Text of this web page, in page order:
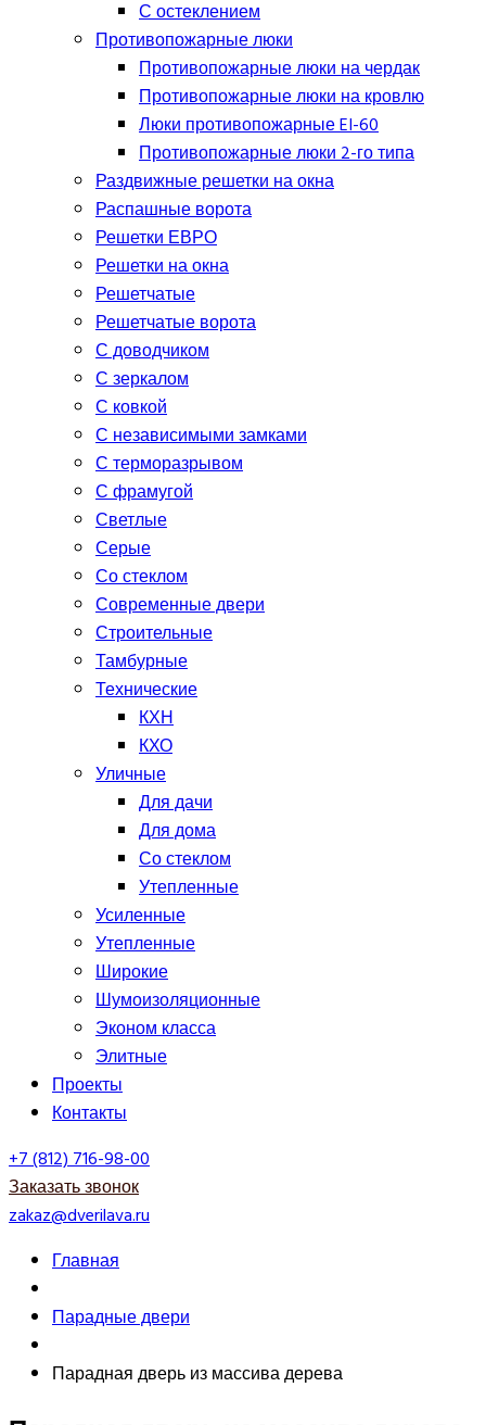
С остеклением
Противопожарные люки
Противопожарные люки на чердак
Противопожарные люки на кровлю
Люки противопожарные EI-60
Противопожарные люки 2-го типа
Раздвижные решетки на окна
Распашные ворота
Решетки ЕВРО
Решетки на окна
Решетчатые
Решетчатые ворота
С доводчиком
С зеркалом
С ковкой
С независимыми замками
С терморазрывом
С фрамугой
Светлые
Серые
Со стеклом
Современные двери
Строительные
Тамбурные
Технические
КХН
КХО
Уличные
Для дачи
Для дома
Со стеклом
Утепленные
Усиленные
Утепленные
Широкие
Шумоизоляционные
Эконом класса
Элитные
Проекты
Контакты
+7 (812) 716-98-00
Заказать звонок
zakaz@dverilava.ru
Главная
Парадные двери
Парадная дверь из массива дерева